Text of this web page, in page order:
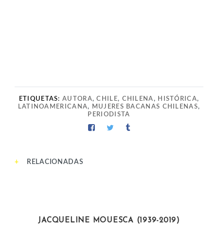
ETIQUETAS:AUTORA,CHILE, CHILENA, HISTÓRICA,
LATINOAMERICANA, MUJERES BACANAS CHILENAS,
PERIODISTA
RELACIONADAS
JACQUELINE MOUESCA (1939-2019)